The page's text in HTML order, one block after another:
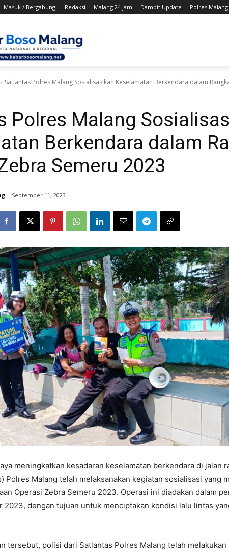
Masuk / Bergabung Redaksi Malang 24 jam Dampit Update Polres Malang
Satlantas Polres Malang Sosialisasikan Keselamatan Berkendara dalam
Polres Malang
Berkendara dalam
Semeru 2023
September 11, 2023
meningkatkan kesadaran keselamatan berkendara di jalan
Polres Malang telah melaksanakan kegiatan sosialisasi yang
Operasi Zebra Semeru 2023. Operasi ini diadakan dalam
2023, dengan tujuan untuk menciptakan kondisi lalu lintas
tersebut, polisi dari Satlantas Polres Malang telah melakukan